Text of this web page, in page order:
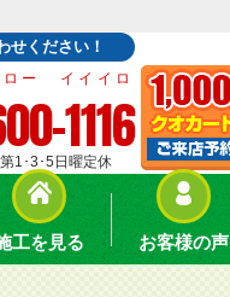
せください！
1116
ロー イイイロ
水曜、第1･3･5日曜定休
工を見る お客様の声